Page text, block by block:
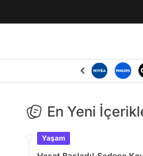
En Yeni
Yaşam